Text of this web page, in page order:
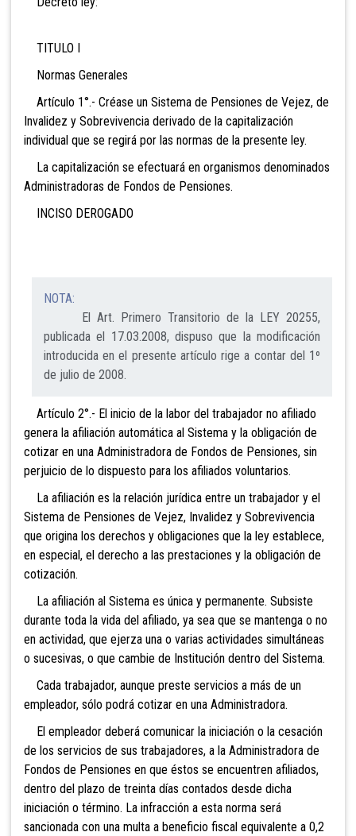
TITULO I
Normas Generales
Artículo 1°.- Créase un Sistema de Pensiones de Vejez, de
Invalidez y Sobrevivencia derivado de la capitalización
individual que se regirá por las normas de la presente ley.
La capitalización se efectuará en organismos denominados
Administradoras de Fondos de Pensiones.
INCISO DEROGADO
NOTA:
El Art. Primero Transitorio de la LEY 20255,
publicada el 17.03.2008, dispuso que la modificación
introducida en el presente artículo rige a contar del 1º
de julio de 2008.
Artículo 2°.- El inicio de la labor del trabajador no afiliado
genera la afiliación automática al Sistema y la obligación de
cotizar en una Administradora de Fondos de Pensiones, sin
perjuicio de lo dispuesto para los afiliados voluntarios.
La afiliación es la relación jurídica entre un trabajador y el
Sistema de Pensiones de Vejez, Invalidez y Sobrevivencia
que origina los derechos y obligaciones que la ley establece,
en especial, el derecho a las prestaciones y la obligación de
cotización.
La afiliación al Sistema es única y permanente. Subsiste
durante toda la vida del afiliado, ya sea que se mantenga o no
en actividad, que ejerza una o varias actividades simultáneas
o sucesivas, o que cambie de Institución dentro del Sistema.
Cada trabajador, aunque preste servicios a más de un
empleador, sólo podrá cotizar en una Administradora.
El empleador deberá comunicar la iniciación o la cesación
de los servicios de sus trabajadores, a la Administradora de
Fondos de Pensiones en que éstos se encuentren afiliados,
dentro del plazo de treinta días contados desde dicha
iniciación o término. La infracción a esta norma será
sancionada con una multa a beneficio fiscal equivalente a 0,2